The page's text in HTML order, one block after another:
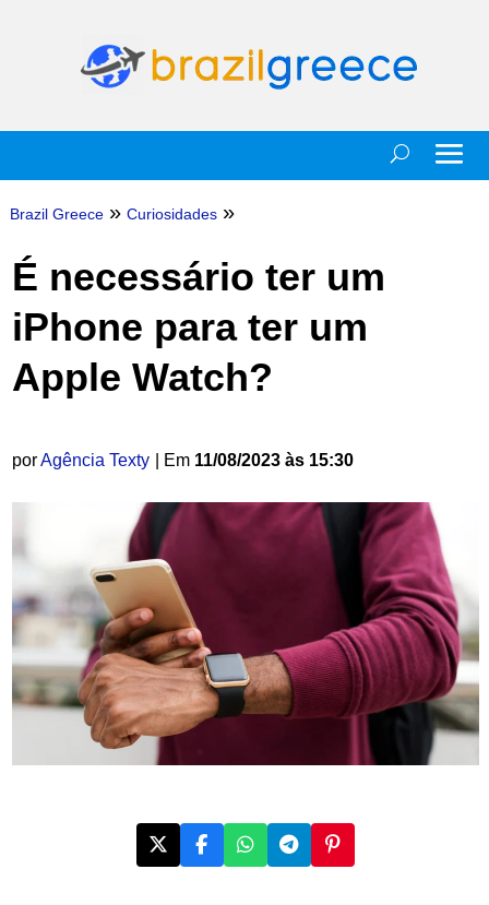
Brazil Greece » Curiosidades »
É necessário ter um
iPhone para ter um
Apple Watch?
porAgência Texty | Em 11/08/2023 às 15:30